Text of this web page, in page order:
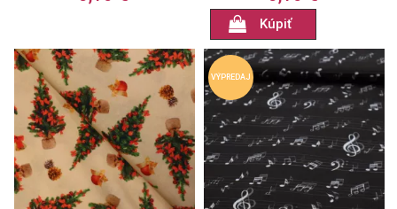
Kúpiť
VÝPREDAJ